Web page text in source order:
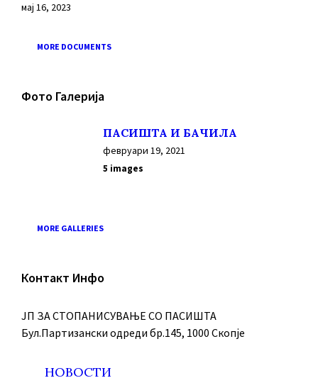
мај 16, 2023
MORE DOCUMENTS
Фото Галерија
ПАСИШТА И БАЧИЛА
февруари 19, 2021
5 images
MORE GALLERIES
Контакт Инфо
ЈП ЗА СТОПАНИСУВАЊЕ СО ПАСИШТА
Бул.Партизански oдреди бр.145, 1000 Скопје
НОВОСТИ